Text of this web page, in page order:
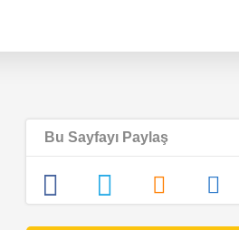
Bu Sayfayı Paylaş